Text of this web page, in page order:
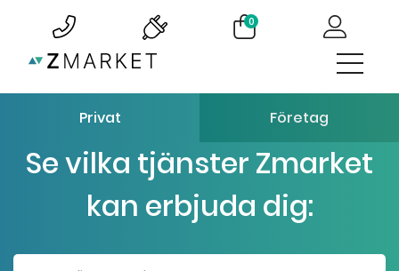
0
Privat Företag
Se vilka tjänster Zmarket
kan erbjuda dig: